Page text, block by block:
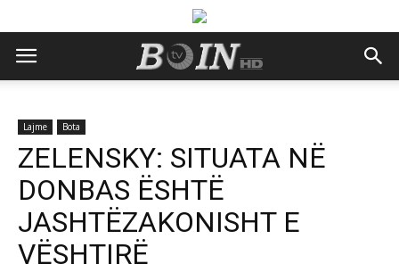
Lajme Bota
ZELENSKY: SITUATA NË
DONBAS ËSHTË
JASHTËZAKONISHT E
VËSHTIRË